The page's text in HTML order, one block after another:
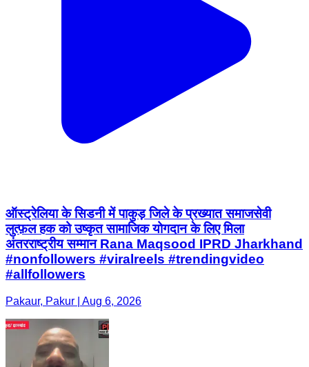
ऑस्ट्रेलिया के सिडनी में पाकुड़ जिले के प्रख्यात समाजसेवी
लुत्फ़ल हक को उष्कृत सामाजिक योगदान के लिए मिला
अंतरराष्ट्रीय सम्मान Rana Maqsood IPRD Jharkhand
#nonfollowers #viralreels #trendingvideo
#allfollowers
Pakaur, Pakur | Aug 6, 2026